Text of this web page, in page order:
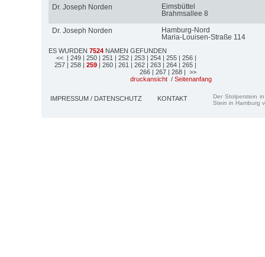
Dr. Joseph Norden
Eimsbüttel
Brahmsallee 8
Dr. Joseph Norden
Hamburg-Nord
Maria-Louisen-Straße 114
ES WURDEN 7524 NAMEN GEFUNDEN
<< | 249 | 250 | 251 | 252 | 253 | 254 | 255 | 256 |
257 | 258 | 259 | 260 | 261 | 262 | 263 | 264 | 265 |
266 | 267 | 268 | >>
druckansicht / Seitenanfang
IMPRESSUM / DATENSCHUTZ KONTAKT
Der Stolperstein
Stein in Hamburg